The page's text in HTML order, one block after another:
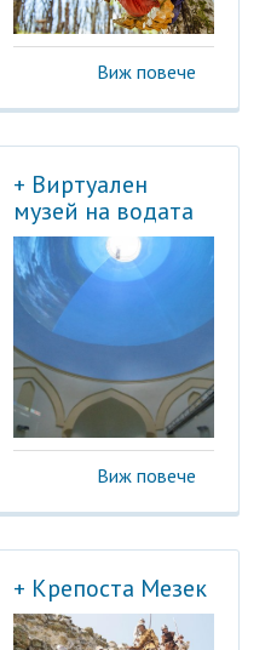
Виж повече
+ Виртуален
музей на водата
Виж повече
+ Крепоста Мезек